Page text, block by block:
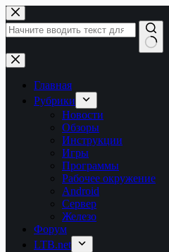
Перейти
к
сути
Ничего
не
найденоГлавная
Рубрики
Новости
Обзоры
Инструкции
Игры
Программы
Рабочее окружение
Android
Сервер
Железо
Форум
LTB.net